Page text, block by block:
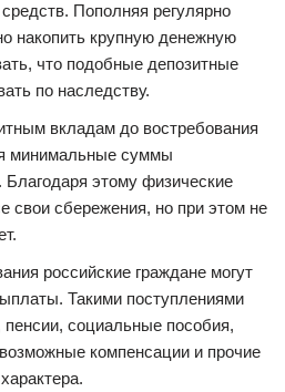
Пополняя регулярно
накопить крупную денежную
что подобные депозитные
по наследству.
вкладам до востребования
минимальные суммы
Благодаря этому физические
свои сбережения, но при этом не
российские граждане могут
Такими поступлениями
пенсии, социальные пособия,
компенсации и прочие